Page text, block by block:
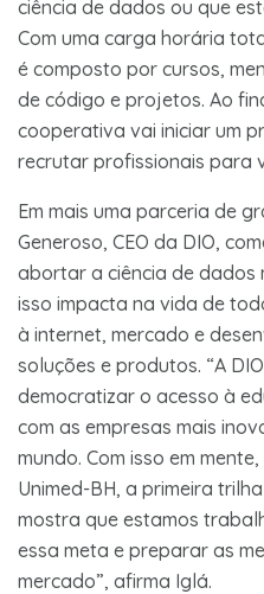
ciência de dados ou que
Com uma carga horária
é composto por cursos,
de código e projetos. Ao
cooperativa vai iniciar um
recrutar profissionais para
Em mais uma parceria de
Generoso, CEO da DIO,
abortar a ciência de dados
isso impacta na vida de
à internet, mercado e
soluções e produtos. “A
democratizar o acesso à
com as empresas mais
mundo. Com isso em
Unimed-BH, a primeira
mostra que estamos
essa meta e preparar as
mercado”, afirma Iglá.